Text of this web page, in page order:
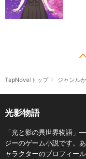
TapNovelトップ ジャンル
光影物語
「光と影の異世界物語
ジーのゲーム小説です。
ャラクターのプロフィー